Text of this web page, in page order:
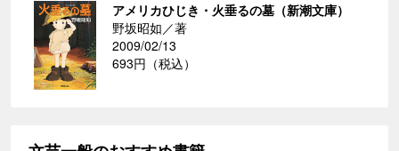
アメリカひじき・火垂るの墓（新潮文庫）
野坂昭如／著
2009/02/13
693円（税込）